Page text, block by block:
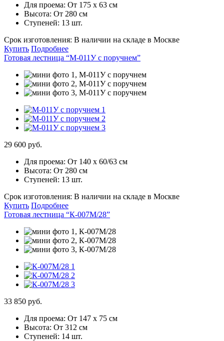
Для проема: От 175 х 63 см
Высота: От 280 см
Ступеней: 13 шт.
Срок изготовления: В наличии на складе в Москве
Купить Подробнее
Готовая лестница “М-011У с поручнем”
29 600 руб.
Для проема: От 140 х 60/63 см
Высота: От 280 см
Ступеней: 13 шт.
Срок изготовления: В наличии на складе в Москве
Купить Подробнее
Готовая лестница “К-007М/28”
33 850 руб.
Для проема: От 147 х 75 см
Высота: От 312 см
Ступеней: 14 шт.